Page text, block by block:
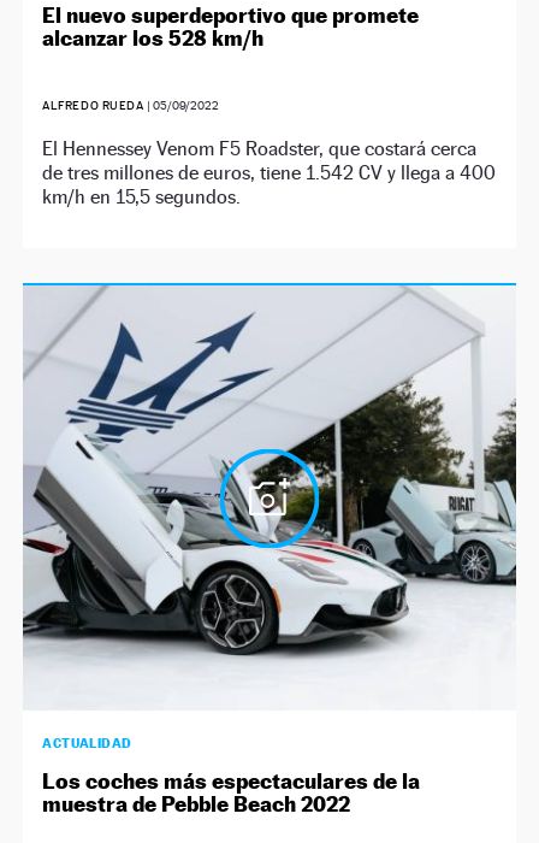
El nuevo superdeportivo que promete
alcanzar los 528 km/h
ALFREDO RUEDA | 05/09/2022
El Hennessey Venom F5 Roadster, que costará cerca
de tres millones de euros, tiene 1.542 CV y llega a 400
km/h en 15,5 segundos.
ACTUALIDAD
Los coches más espectaculares de la
muestra de Pebble Beach 2022